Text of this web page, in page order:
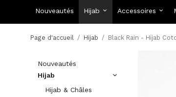
Nouveautés Hijab Accessoires
Page d'accueil / Hijab / Black Rain - Hijab
Nouveautés
Hijab
Hijab & Châles